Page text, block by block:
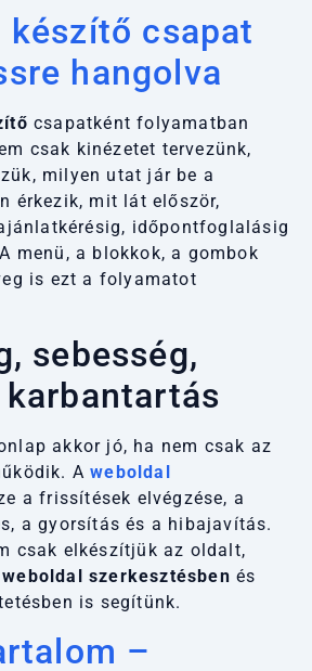
készítő csapat
hangolva
csapatként folyamatban
csak kinézetet tervezünk,
milyen utat jár be a
érkezik, mit lát először,
időpontfoglalásig
menü, a blokkok, a gombok
is ezt a folyamatot
sebesség,
akkor jó, ha nem csak az
Aweboldal
a frissítések elvégzése, a
a gyorsítás és a hibajavítás.
csak elkészítjük az oldalt,
weboldal szerkesztésben és
is segítünk.
–